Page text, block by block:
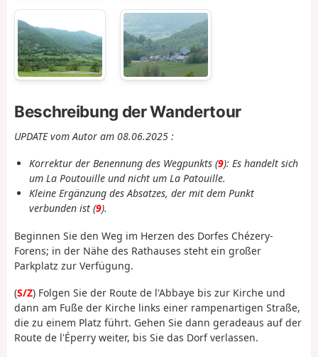
Beschreibung der Wandertour
UPDATE vom Autor am 08.06.2025 :
Korrektur der Benennung des Wegpunkts (9): Es handelt sich
um La Poutouille und nicht um La Patouille.
Kleine Ergänzung des Absatzes, der mit dem Punkt
verbunden ist (9).
Beginnen Sie den Weg im Herzen des Dorfes Chézery-
Forens; in der Nähe des Rathauses steht ein großer
Parkplatz zur Verfügung.
(S/Z) Folgen Sie der Route de l'Abbaye bis zur Kirche und
dann am Fuße der Kirche links einer rampenartigen Straße,
die zu einem Platz führt. Gehen Sie dann geradeaus auf der
Route de l'Éperry weiter, bis Sie das Dorf verlassen.